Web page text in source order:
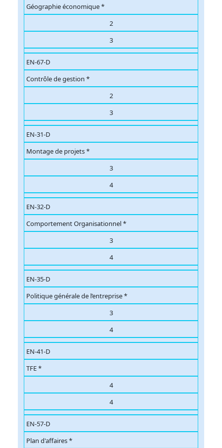
Géographie économique *
2
3
EN-67-D
Contrôle de gestion *
2
3
EN-31-D
Montage de projets *
3
4
EN-32-D
Comportement Organisationnel *
3
4
EN-35-D
Politique générale de l’entreprise *
3
4
EN-41-D
TFE *
4
4
EN-57-D
Plan d'affaires *